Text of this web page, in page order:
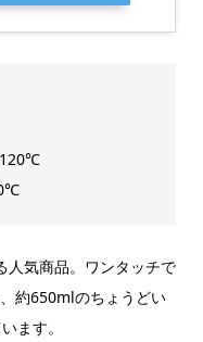
120℃
人気商品。ワンタッチで
約650mlのちょうどい
ます。